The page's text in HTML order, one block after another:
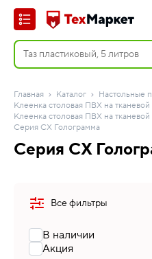
Главная Каталог
Настольные
Клеенка столовая ПВХ на тканевой
Клеенка столовая ПВХ на
Серия CX Голограмма
Серия CX
Все фильтры
В наличии
Акция